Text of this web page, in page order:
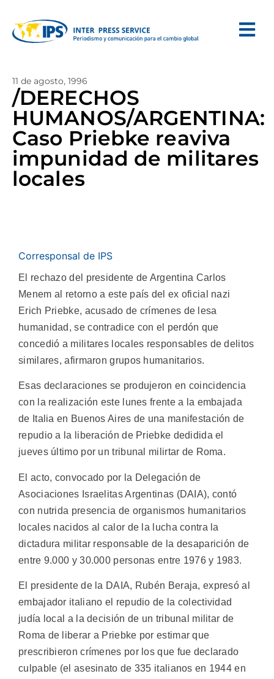
11 de agosto, 1996
/DERECHOS
HUMANOS/ARGENTINA:
Caso Priebke reaviva
impunidad de militares
locales
Corresponsal de IPS
El rechazo del presidente de Argentina Carlos
Menem al retorno a este país del ex oficial nazi
Erich Priebke, acusado de crímenes de lesa
humanidad, se contradice con el perdón que
concedió a militares locales responsables de delitos
similares, afirmaron grupos humanitarios.
Esas declaraciones se produjeron en coincidencia
con la realización este lunes frente a la embajada
de Italia en Buenos Aires de una manifestación de
repudio a la liberación de Priebke dedidida el
jueves último por un tribunal milirtar de Roma.
El acto, convocado por la Delegación de
Asociaciones Israelitas Argentinas (DAIA), contó
con nutrida presencia de organismos humanitarios
locales nacidos al calor de la lucha contra la
dictadura militar responsable de la desaparición de
entre 9.000 y 30.000 personas entre 1976 y 1983.
El presidente de la DAIA, Rubén Beraja, expresó al
embajador italiano el repudio de la colectividad
judía local a la decisión de un tribunal militar de
Roma de liberar a Priebke por estimar que
prescribieron crímenes por los que fue declarado
culpable (el asesinato de 335 italianos en 1944 en